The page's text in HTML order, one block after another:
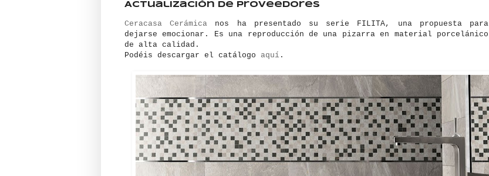
Actualización de proveedores
Ceracasa Cerámica nos ha presentado su serie FILITA, una propuesta para
dejarse emocionar. Es una reproducción de una pizarra en material porcelánico
de alta calidad.
Podéis descargar el catálogo aquí .